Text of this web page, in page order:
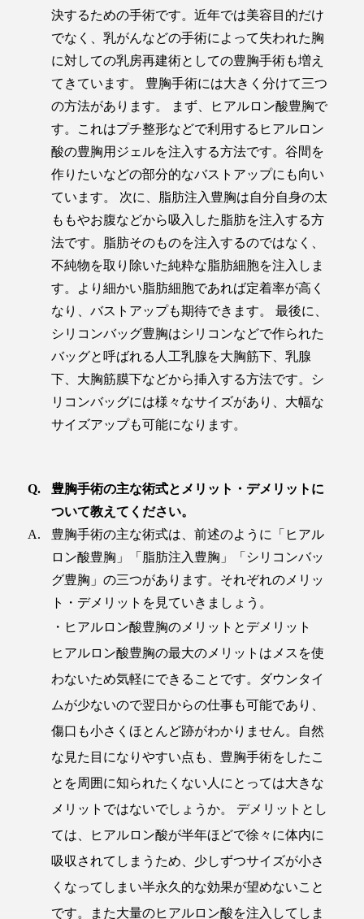
決するための手術です。近年では美容目的だけ
でなく、乳がんなどの手術によって失われた胸
に対しての乳房再建術としての豊胸手術も増え
てきています。 豊胸手術には大きく分けて三つ
の方法があります。 まず、ヒアルロン酸豊胸で
す。これはプチ整形などで利用するヒアルロン
酸の豊胸用ジェルを注入する方法です。谷間を
作りたいなどの部分的なバストアップにも向い
ています。 次に、脂肪注入豊胸は自分自身の太
ももやお腹などから吸入した脂肪を注入する方
法です。脂肪そのものを注入するのではなく、
不純物を取り除いた純粋な脂肪細胞を注入しま
す。より細かい脂肪細胞であれば定着率が高く
なり、バストアップも期待できます。 最後に、
シリコンバッグ豊胸はシリコンなどで作られた
バッグと呼ばれる人工乳腺を大胸筋下、乳腺
下、大胸筋膜下などから挿入する方法です。シ
リコンバッグには様々なサイズがあり、大幅な
サイズアップも可能になります。
豊胸手術の主な術式とメリット・デメリットに
ついて教えてください。
豊胸手術の主な術式は、前述のように「ヒアル
ロン酸豊胸」「脂肪注入豊胸」「シリコンバッ
グ豊胸」の三つがあります。それぞれのメリッ
ト・デメリットを見ていきましょう。
・ヒアルロン酸豊胸のメリットとデメリット
ヒアルロン酸豊胸の最大のメリットはメスを使
わないため気軽にできることです。ダウンタイ
ムが少ないので翌日からの仕事も可能であり、
傷口も小さくほとんど跡がわかりません。自然
な見た目になりやすい点も、豊胸手術をしたこ
とを周囲に知られたくない人にとっては大きな
メリットではないでしょうか。 デメリットとし
ては、ヒアルロン酸が半年ほどで徐々に体内に
吸収されてしまうため、少しずつサイズが小さ
くなってしまい半永久的な効果が望めないこと
です。また大量のヒアルロン酸を注入してしま